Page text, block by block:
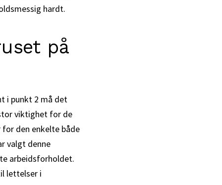
hardt.
på
i punkt 2 må det
viktighet for de
den enkelte både
valgt denne
arbeidsforholdet.
lettelser i